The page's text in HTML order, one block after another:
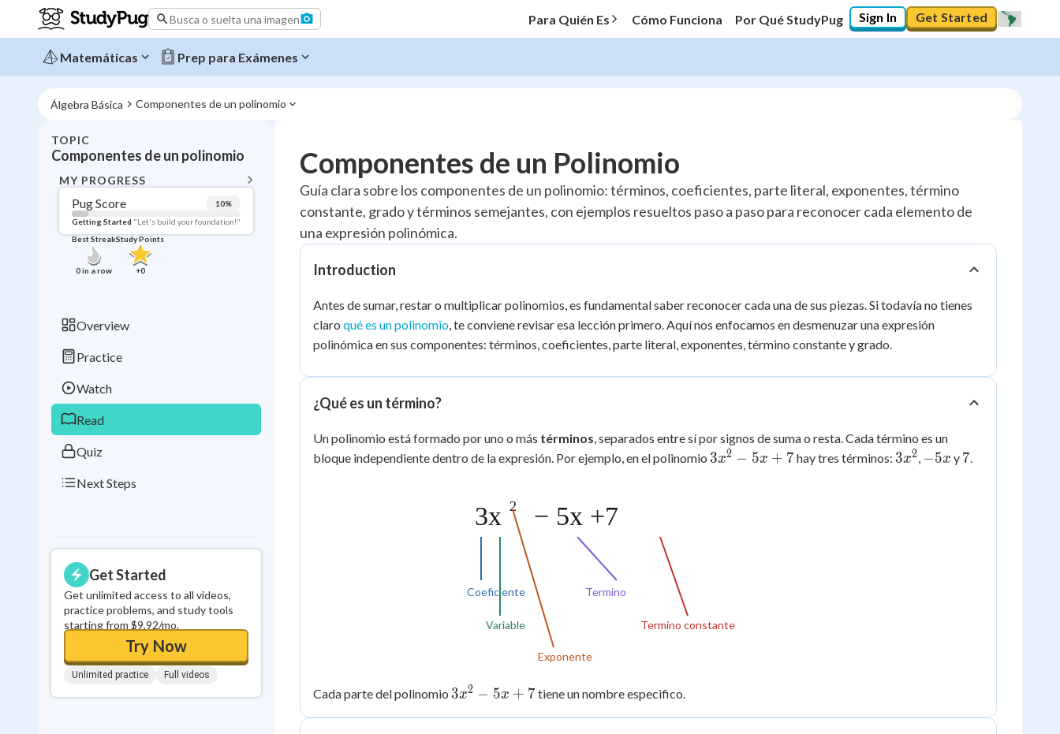
Busca o suelta una imagen Para Quién Es Cómo Funciona Por Qué StudyPug Sign In Get Started
Matemáticas Prep para Exámenes
Álgebra Básica Componentes de un polinomio
TOPIC
Componentes de un polinomio
MY PROGRESS
Pug Score 10%
Getting Started "Let's build your foundation!"
Best Streak
0in a row
Study Points
+0
Overview
Practice
Watch
Read
Quiz
Next Steps
Get Started
Get unlimited access to all videos,
practice problems, and study tools
starting from $9.92/mo.
Try Now
Unlimited practice Full videos
Topic Progress
Pug Score 10%
Getting Started
Videos Watched
Read Reviewed
Best Quiz No attempts
Componentes de un Polinomio
Guía clara sobre los componentes de un polinomio: términos, coeficientes, parte literal, exponentes, término
constante, grado y términos semejantes, con ejemplos resueltos paso a paso para reconocer cada elemento de
una expresión polinómica.
Introduction
Antes de sumar, restar o multiplicar polinomios, es fundamental saber reconocer cada una de sus piezas. Si todavía no tienes
claro qué es un polinomio, te conviene revisar esa lección primero. Aquí nos enfocamos en desmenuzar una expresión
polinómica en sus componentes: términos, coeficientes, parte literal, exponentes, término constante y grado.
¿Qué es un término?
Un polinomio está formado por uno o más términos, separados entre sí por signos de suma o resta. Cada término es un
bloque independiente dentro de la expresión. Por ejemplo, en el polinomio 3x^2
3x2 − 5x + 7hay tres términos: 3x^2
3x2, -5x
−5x y 7
7.
3x 2 − 5x +7
Coeficiente
Variable
Exponente
Termino
Termino constante
Cada parte del polinomio 3x^2
3x2 − 5x + 7tiene un nombre especifico.